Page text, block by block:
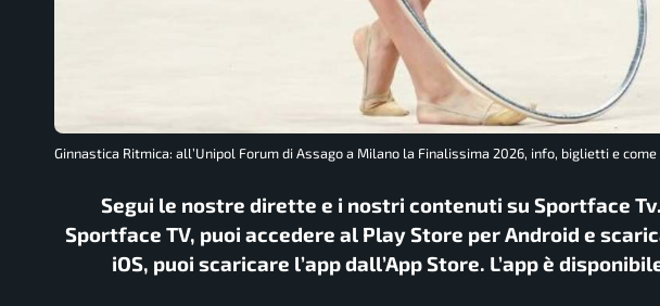
Ginnastica Ritmica: all’Unipol Forum di Assago a Milano la Finalissima 2026, info, biglietti e
Segui le nostre dirette e i nostri contenuti su Sportface
Sportface TV, puoi accedere al Play Store per Android e
iOS, puoi scaricare l’app dall’App Store. L’app è